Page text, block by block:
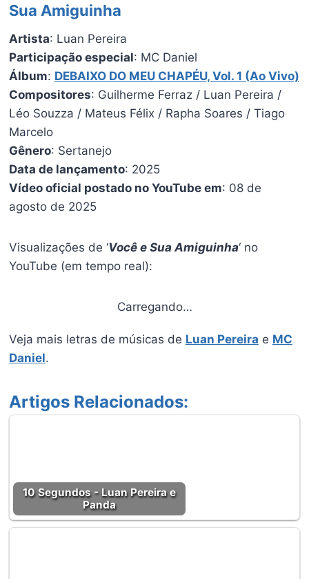
Sua Amiguinha
Artista: Luan Pereira
Participação especial: MC Daniel
Álbum: DEBAIXO DO MEU CHAPÉU, Vol. 1 (Ao Vivo)
Compositores: Guilherme Ferraz / Luan Pereira /
Léo Souzza / Mateus Félix / Rapha Soares / Tiago
Marcelo
Gênero: Sertanejo
Data de lançamento: 2025
Vídeo oficial postado no YouTube em: 08 de
agosto de 2025
Visualizações de ‘Você e Sua Amiguinha‘ no
YouTube (em tempo real):
Carregando…
Veja mais letras de músicas de Luan Pereira e MC
Daniel.
Artigos Relacionados:
10 Segundos - Luan Pereira e
Panda